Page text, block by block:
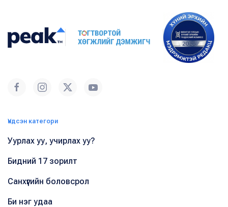
Үндсэн категори
Уурлах уу, учирлах уу?
Бидний 17 зорилт
Санхүүгийн боловсрол
Би нэг удаа